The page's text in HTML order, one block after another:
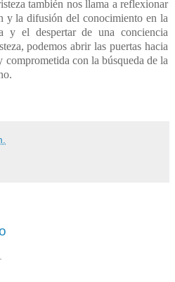
también nos llama a reflexionar
y la difusión del conocimiento en la
y el despertar de una conciencia
podemos abrir las puertas hacia
comprometida con la búsqueda de la